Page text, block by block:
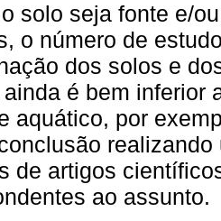
solo seja fonte e/
o número de
dos solos e
é bem inferior
aquático, por
de artigos
ao assunto.